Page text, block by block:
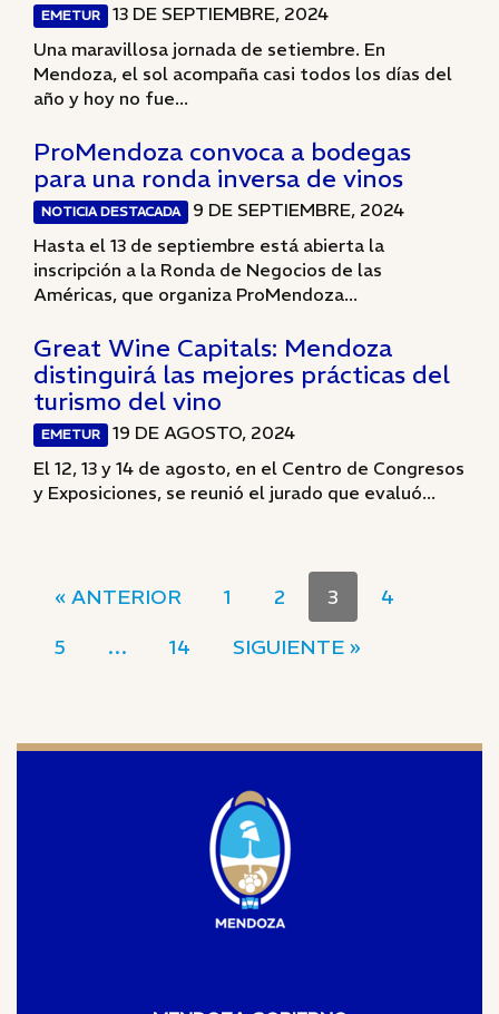
EMETUR
13 DE SEPTIEMBRE, 2024
Una maravillosa jornada de setiembre. En
Mendoza, el sol acompaña casi todos los días del
año y hoy no fue...
ProMendoza convoca a bodegas
para una ronda inversa de vinos
NOTICIA DESTACADA
9 DE SEPTIEMBRE, 2024
Hasta el 13 de septiembre está abierta la
inscripción a la Ronda de Negocios de las
Américas, que organiza ProMendoza...
Great Wine Capitals: Mendoza
distinguirá las mejores prácticas del
turismo del vino
EMETUR
19 DE AGOSTO, 2024
El 12, 13 y 14 de agosto, en el Centro de Congresos
y Exposiciones, se reunió el jurado que evaluó...
« ANTERIOR 1 2 3
4
5
… 14 SIGUIENTE »